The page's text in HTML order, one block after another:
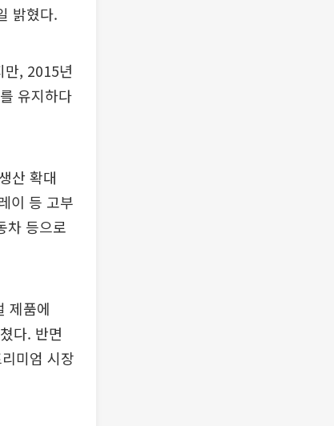
밝혔다.
만, 2015년
유지하다
산 확대
이 등 고부
차 등으로
제품에
다. 반면
미엄 시장